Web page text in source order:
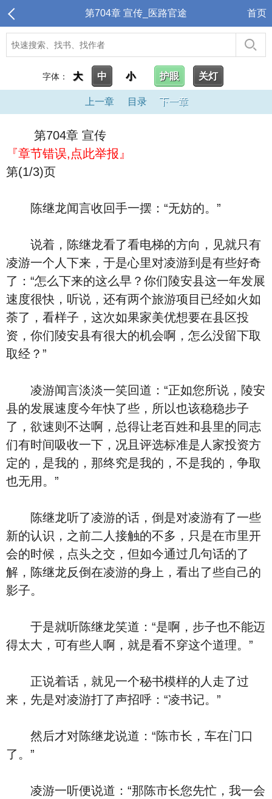
第704章 宣传_医路官途 首页
字体： 大 中 小 护眼 关灯
上一章 目录 下一章
第704章 宣传
『章节错误,点此举报』
第(1/3)页
陈继龙闻言收回手一摆：“无妨的。”
说着，陈继龙看了看电梯的方向，见就只有
凌游一个人下来，于是心里对凌游到是有些好奇
了：“怎么下来的这么早？你们陵安县这一年发展
速度很快，听说，还有两个旅游项目已经如火如
荼了，看样子，这次如果家美优想要在县区投
资，你们陵安县有很大的机会啊，怎么没留下取
取经？”
凌游闻言淡淡一笑回道：“正如您所说，陵安
县的发展速度今年快了些，所以也该稳稳步子
了，欲速则不达啊，总得让老百姓和县里的同志
们有时间吸收一下，况且评选标准是人家投资方
定的，是我的，那终究是我的，不是我的，争取
也无用。”
陈继龙听了凌游的话，倒是对凌游有了一些
新的认识，之前二人接触的不多，只是在市里开
会的时候，点头之交，但如今通过几句话的了
解，陈继龙反倒在凌游的身上，看出了些自己的
影子。
于是就听陈继龙笑道：“是啊，步子也不能迈
得太大，可有些人啊，就是看不穿这个道理。”
正说着话，就见一个秘书模样的人走了过
来，先是对凌游打了声招呼：“凌书记。”
然后才对陈继龙说道：“陈市长，车在门口
了。”
凌游一听便说道：“那陈市长您先忙，我一会